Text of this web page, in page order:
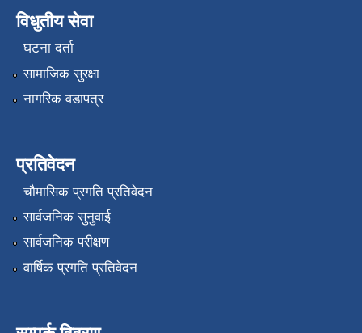
विधुतीय सेवा
घटना दर्ता
सामाजिक सुरक्षा
नागरिक वडापत्र
प्रतिवेदन
चौमासिक प्रगति प्रतिवेदन
सार्वजनिक सुनुवाई
सार्वजनिक परीक्षण
वार्षिक प्रगति प्रतिवेदन